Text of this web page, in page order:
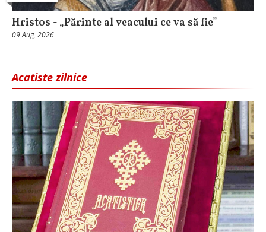
Hristos - „Părinte al veacului ce va să fie”
09 Aug, 2026
Acatiste zilnice